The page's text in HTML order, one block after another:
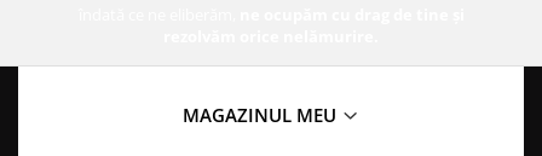
MAGAZINUL MEU